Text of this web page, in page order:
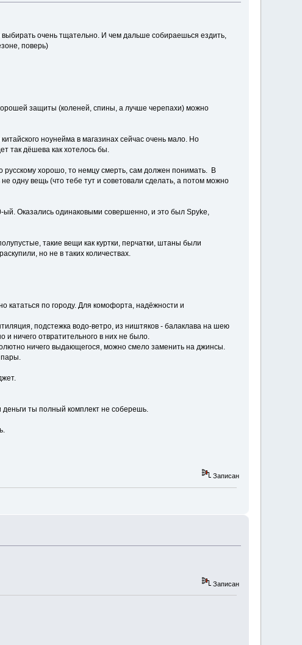
очень тщательно. И чем дальше собираешься ездить,
поверь)
защиты (коленей, спины, а лучше черепахи) можно
ноунейма в магазинах сейчас очень мало. Но
так дёшева как хотелось бы.
русскому хорошо, то немцу смерть, сам должен понимать. В
одну вещь (что тебе тут и советовали сделать, а потом можно
ый. Оказались одинаковыми совершенно, и это был Spyke,
такие вещи как куртки, перчатки, штаны были
но не в таких количествах.
кататься по городу. Для комофорта, надёжности и
подстежка водо-ветро, из ништяков - балаклава на шею
ничего отвратительного в них не было.
ничего выдающегося, можно смело заменить на джинсы.
пары.
деньги ты полный комплект не соберешь.
Записан
Записан